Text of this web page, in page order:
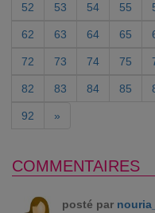
52 53 54 55
62 63 64 65
72 73 74 75
82 83 84 85
92 »
COMMENTAIRES
posté par